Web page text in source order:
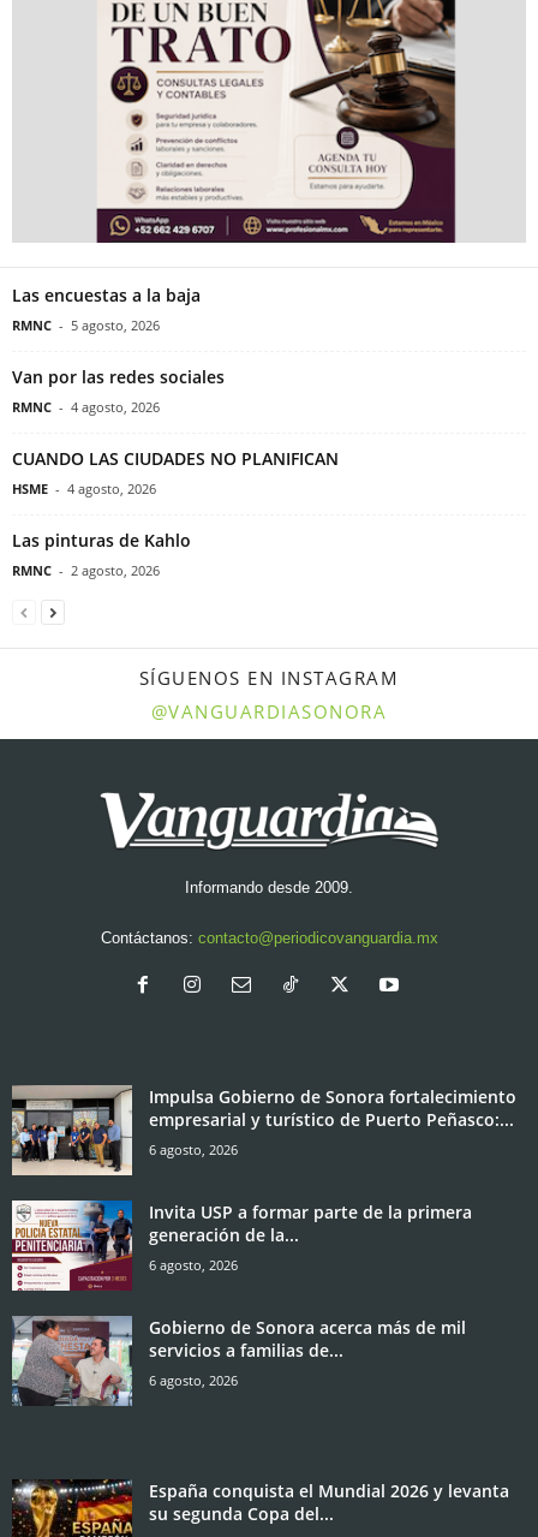
Las encuestas a la baja
RMNC - 5 agosto, 2026
Van por las redes sociales
RMNC - 4 agosto, 2026
CUANDO LAS CIUDADES NO PLANIFICAN
HSME - 4 agosto, 2026
Las pinturas de Kahlo
RMNC - 2 agosto, 2026
SÍGUENOS EN INSTAGRAM
@VANGUARDIASONORA
Informando desde 2009.
Contáctanos: contacto@periodicovanguardia.mx
Impulsa Gobierno de Sonora fortalecimiento
empresarial y turístico de Puerto Peñasco:...
6 agosto, 2026
Invita USP a formar parte de la primera
generación de la...
6 agosto, 2026
Gobierno de Sonora acerca más de mil
servicios a familias de...
6 agosto, 2026
España conquista el Mundial 2026 y levanta
su segunda Copa del...